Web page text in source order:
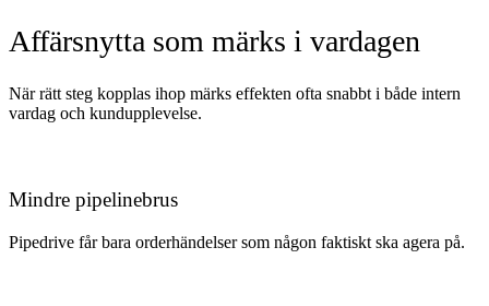
Affärsnytta som märks i vardagen
När rätt steg kopplas ihop märks effekten ofta snabbt i både intern
vardag och kundupplevelse.
Mindre pipelinebrus
Pipedrive får bara orderhändelser som någon faktiskt ska agera på.